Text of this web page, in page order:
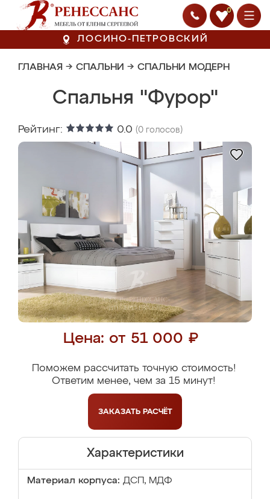
0
ЛОСИНО-ПЕТРОВСКИЙ
ГЛАВНАЯ → СПАЛЬНИ → СПАЛЬНИ МОДЕРН
Спальня "Фурор"
Рейтинг: 0.0 (0 голосов)
Цена: от 51 000 ₽
Поможем рассчитать точную стоимость!
Ответим менее, чем за 15 минут!
ЗАКАЗАТЬ РАСЧЁТ
Характеристики
Материал корпуса: ДСП, МДФ